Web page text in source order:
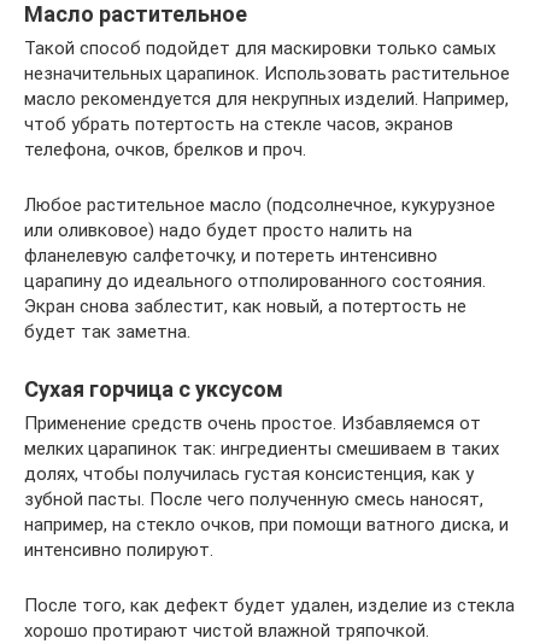
Масло растительное
Такой способ подойдет для маскировки только самых
незначительных царапинок. Использовать растительное
масло рекомендуется для некрупных изделий. Например,
чтоб убрать потертость на стекле часов, экранов
телефона, очков, брелков и проч.
Любое растительное масло (подсолнечное, кукурузное
или оливковое) надо будет просто налить на
фланелевую салфеточку, и потереть интенсивно
царапину до идеального отполированного состояния.
Экран снова заблестит, как новый, а потертость не
будет так заметна.
Сухая горчица с уксусом
Применение средств очень простое. Избавляемся от
мелких царапинок так: ингредиенты смешиваем в таких
долях, чтобы получилась густая консистенция, как у
зубной пасты. После чего полученную смесь наносят,
например, на стекло очков, при помощи ватного диска, и
интенсивно полируют.
После того, как дефект будет удален, изделие из стекла
хорошо протирают чистой влажной тряпочкой.